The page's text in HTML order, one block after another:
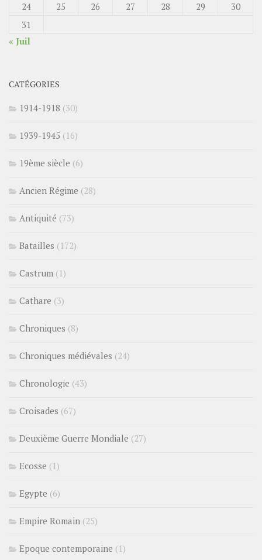
24
25 26 27 28 29
30
31
« Juil
CATÉGORIES
1914-1918 (30)
1939-1945 (16)
19ème siècle (6)
Ancien Régime (28)
Antiquité (73)
Batailles (172)
Castrum (1)
Cathare (3)
Chroniques (8)
Chroniques médiévales (24)
Chronologie (43)
Croisades (67)
Deuxième Guerre Mondiale (27)
Ecosse (1)
Egypte (6)
Empire Romain (25)
Epoque contemporaine (1)